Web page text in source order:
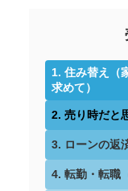
1. 住み替え（
求めて）
2. 売り時だと
3. ローンの返
4. 転勤・転職